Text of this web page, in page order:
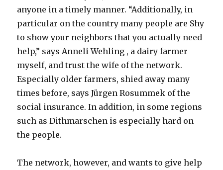
anyone in a timely manner. “Additionally, in
particular on the country many people are Shy
to show your neighbors that you actually need
help,” says Anneli Wehling , a dairy farmer
myself, and trust the wife of the network.
Especially older farmers, shied away many
times before, says Jürgen Rosummek of the
social insurance. In addition, in some regions
such as Dithmarschen is especially hard on
the people.
The network, however, and wants to give help